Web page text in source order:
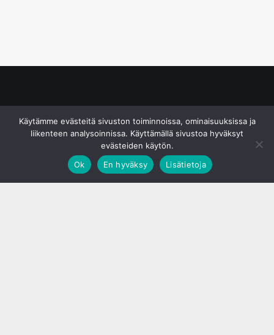
Käytämme evästeitä sivuston toiminnoissa, ominaisuuksissa ja
liikenteen analysoinnissa. Käyttämällä sivustoa hyväksyt
evästeiden käytön.
Ok
En hyväksy Lisätietoja